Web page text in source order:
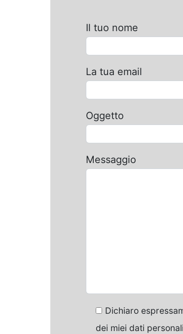
Il tuo nome
La tua email
Oggetto
Messaggio
Dichiaro
dei miei dati